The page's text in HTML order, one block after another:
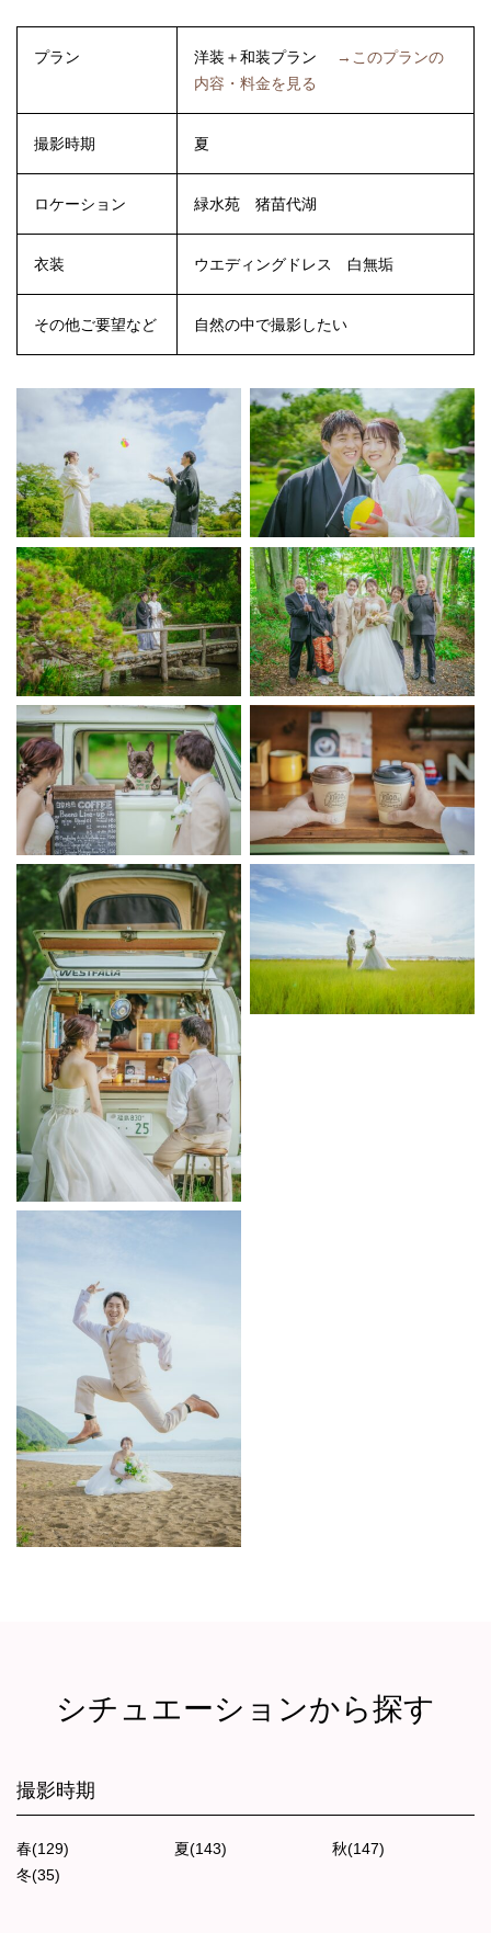
プラン 洋装＋和装プラン
→このプランの
内容・料金を見る
撮影時期 夏
ロケーション 緑水苑 猪苗代湖
衣装 ウエディングドレス 白無垢
その他ご要望など 自然の中で撮影したい
シチュエーションから探す
撮影時期
春(129) 夏(143)
秋(147)
冬(35)